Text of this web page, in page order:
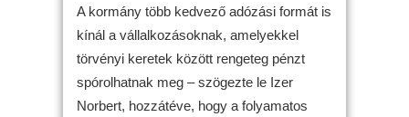
A kormány több kedvező adózási formát is
kínál a vállalkozásoknak, amelyekkel
törvényi keretek között rengeteg pénzt
spórolhatnak meg – szögezte le Izer
Norbert, hozzátéve, hogy a folyamatos